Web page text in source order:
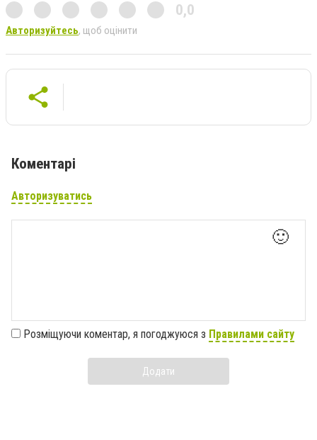
0,0
Авторизуйтесь, щоб оцінити
Коментарі
Авторизуватись
🙂
Розміщуючи коментар, я погоджуюся з Правилами сайту
Додати